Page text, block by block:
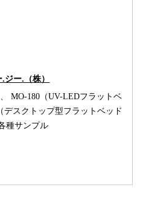
ジー.（株）
MO-180（UV-LEDフラットベ
デスクトップ型フラットベッド
種サンプル